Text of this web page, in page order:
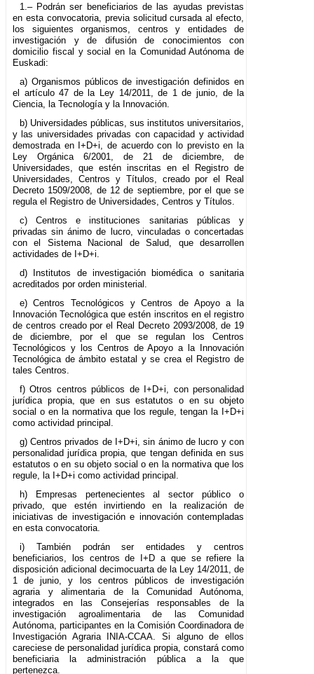
1.– Podrán ser beneficiarios de las ayudas previstas
en esta convocatoria, previa solicitud cursada al efecto,
los siguientes organismos, centros y entidades de
investigación y de difusión de conocimientos con
domicilio fiscal y social en la Comunidad Autónoma de
Euskadi:
a) Organismos públicos de investigación definidos en
el artículo 47 de la Ley 14/2011, de 1 de junio, de la
Ciencia, la Tecnología y la Innovación.
b) Universidades públicas, sus institutos universitarios,
y las universidades privadas con capacidad y actividad
demostrada en I+D+i, de acuerdo con lo previsto en la
Ley Orgánica 6/2001, de 21 de diciembre, de
Universidades, que estén inscritas en el Registro de
Universidades, Centros y Títulos, creado por el Real
Decreto 1509/2008, de 12 de septiembre, por el que se
regula el Registro de Universidades, Centros y Títulos.
c) Centros e instituciones sanitarias públicas y
privadas sin ánimo de lucro, vinculadas o concertadas
con el Sistema Nacional de Salud, que desarrollen
actividades de I+D+i.
d) Institutos de investigación biomédica o sanitaria
acreditados por orden ministerial.
e) Centros Tecnológicos y Centros de Apoyo a la
Innovación Tecnológica que estén inscritos en el registro
de centros creado por el Real Decreto 2093/2008, de 19
de diciembre, por el que se regulan los Centros
Tecnológicos y los Centros de Apoyo a la Innovación
Tecnológica de ámbito estatal y se crea el Registro de
tales Centros.
f) Otros centros públicos de I+D+i, con personalidad
jurídica propia, que en sus estatutos o en su objeto
social o en la normativa que los regule, tengan la I+D+i
como actividad principal.
g) Centros privados de I+D+i, sin ánimo de lucro y con
personalidad jurídica propia, que tengan definida en sus
estatutos o en su objeto social o en la normativa que los
regule, la I+D+i como actividad principal.
h) Empresas pertenecientes al sector público o
privado, que estén invirtiendo en la realización de
iniciativas de investigación e innovación contempladas
en esta convocatoria.
i) También podrán ser entidades y centros
beneficiarios, los centros de I+D a que se refiere la
disposición adicional decimocuarta de la Ley 14/2011, de
1 de junio, y los centros públicos de investigación
agraria y alimentaria de la Comunidad Autónoma,
integrados en las Consejerías responsables de la
investigación agroalimentaria de las Comunidad
Autónoma, participantes en la Comisión Coordinadora de
Investigación Agraria INIA-CCAA. Si alguno de ellos
careciese de personalidad jurídica propia, constará como
beneficiaria la administración pública a la que
pertenezca.